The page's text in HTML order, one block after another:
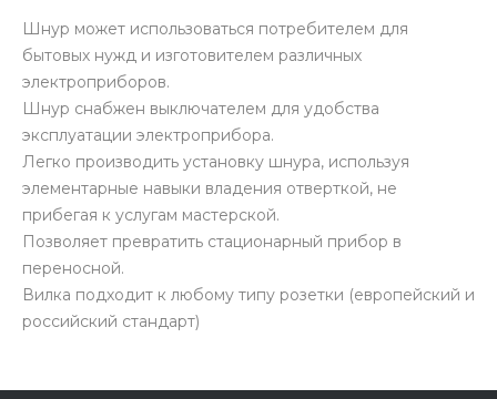
Шнур может использоваться потребителем для
бытовых нужд и изготовителем различных
электроприборов.
Шнур снабжен выключателем для удобства
эксплуатации электроприбора.
Легко производить установку шнура, используя
элементарные навыки владения отверткой, не
прибегая к услугам мастерской.
Позволяет превратить стационарный прибор в
переносной.
Вилка подходит к любому типу розетки (европейский и
российский стандарт)